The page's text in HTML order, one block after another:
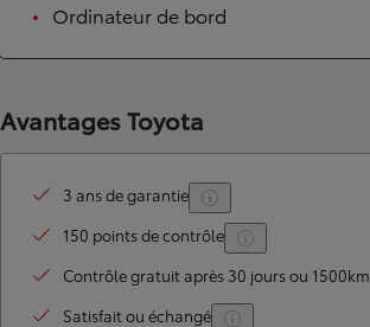
Ordinateur de bord
Avantages Toyota
3 ans de garantie
150 points de contrôle
Contrôle gratuit après 30 jours ou 1500km
Satisfait ou échangé